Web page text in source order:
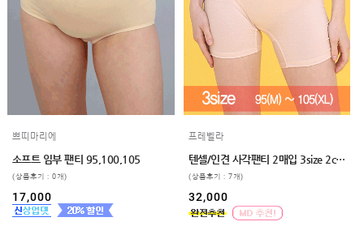
쁘띠마리에
소프트 임부 팬티 95,100,105
(상품후기 : 0개)
17,000
프레벨라
텐셀/인견 사각팬티 2매입 3size 2color
(상품후기 : 7개)
32,000